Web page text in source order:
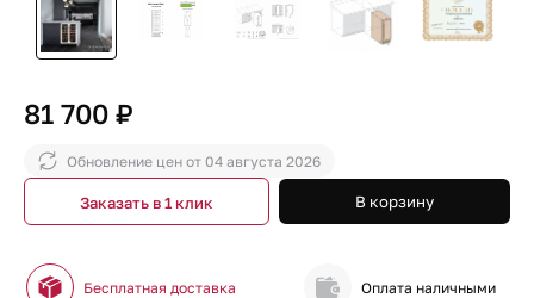
81 700 ₽
Обновление цен от 04 августа 2026
В корзину
Заказать в 1 клик
Бесплатная доставка Оплата наличными